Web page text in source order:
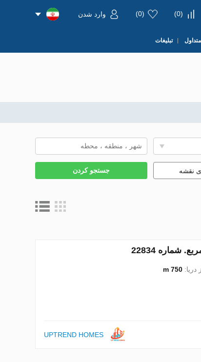
(
0
)
(
0
) وارد شدن
تبلیغات
نقشه جستجو کردن
دریا:750 m
UPTREND HOMES